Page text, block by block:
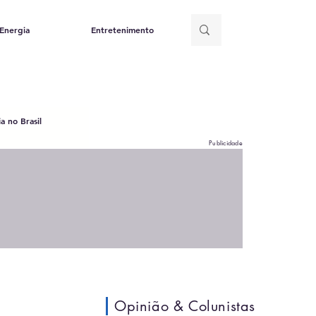
Energia Entretenimento
Publicidade
no Brasil
Opinião & Colunistas